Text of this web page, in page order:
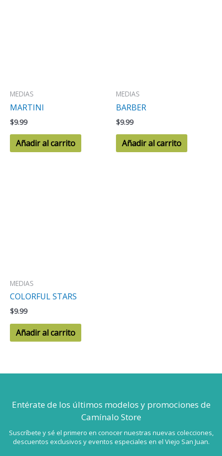
MEDIAS
MARTINI
$9.99
Añadir al carrito
MEDIAS
BARBER
$9.99
Añadir al carrito
MEDIAS
COLORFUL STARS
$9.99
Añadir al carrito
Entérate de los últimos modelos y promociones de
Camínalo Store
Suscríbete y sé el primero en conocer nuestras nuevas colecciones,
descuentos exclusivos y eventos especiales en el Viejo San Juan.